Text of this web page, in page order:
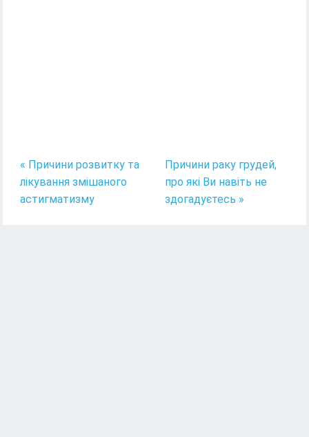
« Причини розвитку та
лікування змішаного
астигматизму
Причини раку грудей,
про які Ви навіть не
здогадуєтесь »